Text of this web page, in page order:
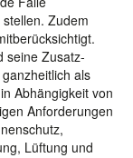
Zudem
seine Zusatz-
als
Abhängigkeit von
Anforderungen
Lüftung und